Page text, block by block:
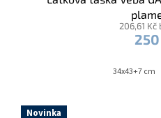
206,61 Kč
34x43+7 cm
Novinka